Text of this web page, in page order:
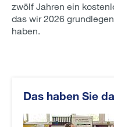
zwölf Jahren ein
das wir 2026
haben.
Das haben Sie